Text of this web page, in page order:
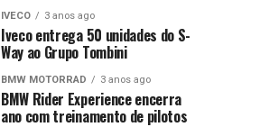
IVECO 3 anos ago
Iveco entrega 50 unidades do S-
Way ao Grupo Tombini
BMW MOTORRAD 3 anos ago
BMW Rider Experience encerra
ano com treinamento de pilotos